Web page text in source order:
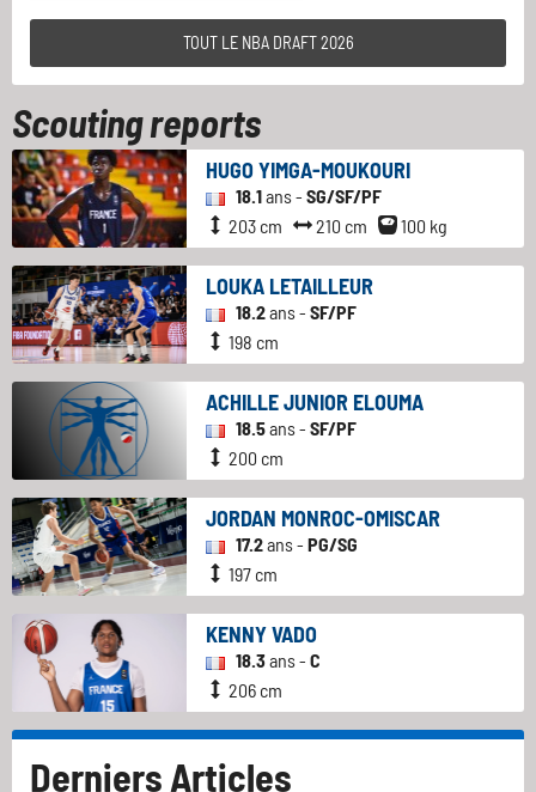
TOUT LE NBA DRAFT 2026
Scouting reports
HUGO YIMGA-MOUKOURI
18.1ans - SG/SF/PF
203 cm
210 cm 100 kg
LOUKA LETAILLEUR
18.2ans - SF/PF
198 cm
ACHILLE JUNIOR ELOUMA
18.5ans - SF/PF
200 cm
JORDAN MONROC-OMISCAR
17.2ans - PG/SG
197 cm
KENNY VADO
18.3ans - C
206 cm
Derniers Articles